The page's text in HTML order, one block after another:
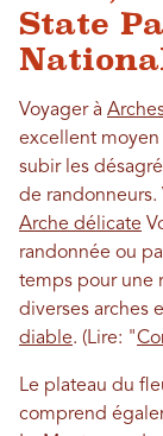
State
Voyager à
excellent moyen
subir les
de randonneurs.
Arche délicate
randonnée ou
temps pour une
diverses arches
diable. (Lire: "
Le plateau du
comprend